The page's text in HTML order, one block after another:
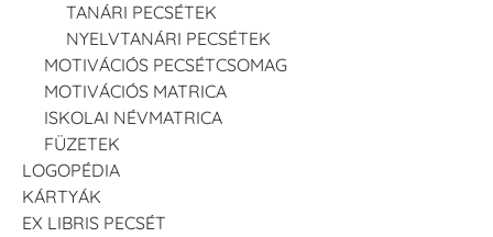
TANÁRI PECSÉTEK
NYELVTANÁRI PECSÉTEK
MOTIVÁCIÓS PECSÉTCSOMAG
MOTIVÁCIÓS MATRICA
ISKOLAI NÉVMATRICA
FÜZETEK
LOGOPÉDIA
KÁRTYÁK
EX LIBRIS PECSÉT